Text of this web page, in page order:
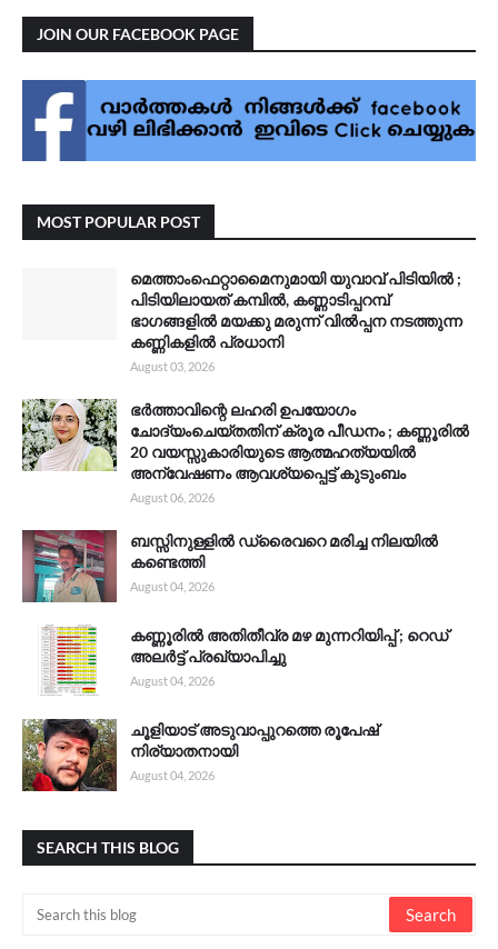
JOIN OUR FACEBOOK PAGE
MOST POPULAR POST
മെത്താംഫെറ്റാമൈനുമായി യുവാവ് പിടിയിൽ ;
പിടിയിലായത് കമ്പിൽ, കണ്ണാടിപ്പറമ്പ്
ഭാഗങ്ങളിൽ മയക്കു മരുന്ന് വിൽപ്പന നടത്തുന്ന
കണ്ണികളിൽ പ്രധാനി
August 03, 2026
ഭർത്താവിന്റെ ലഹരി ഉപയോഗം
ചോദ്യംചെയ്തതിന് ക്രൂര പീഡനം ; കണ്ണൂരിൽ
20 വയസ്സുകാരിയുടെ ആത്മഹത്യയിൽ
അന്വേഷണം ആവശ്യപ്പെട്ട് കുടുംബം
August 06, 2026
ബസ്സിനുള്ളിൽ ഡ്രൈവറെ മരിച്ച നിലയിൽ
കണ്ടെത്തി
August 04, 2026
കണ്ണൂരിൽ അതിതീവ്ര മഴ മുന്നറിയിപ്പ് ; റെഡ്
അലർട്ട് പ്രഖ്യാപിച്ചു
August 04, 2026
ചൂളിയാട് അടുവാപ്പുറത്തെ രൂപേഷ്
നിര്യാതനായി
August 04, 2026
SEARCH THIS BLOG